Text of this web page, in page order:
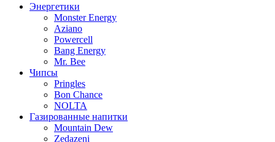
Энергетики
Monster Energy
Aziano
Powercell
Bang Energy
Mr. Bee
Чипсы
Pringles
Bon Chance
NOLTA
Газированные напитки
Mountain Dew
Zedazeni